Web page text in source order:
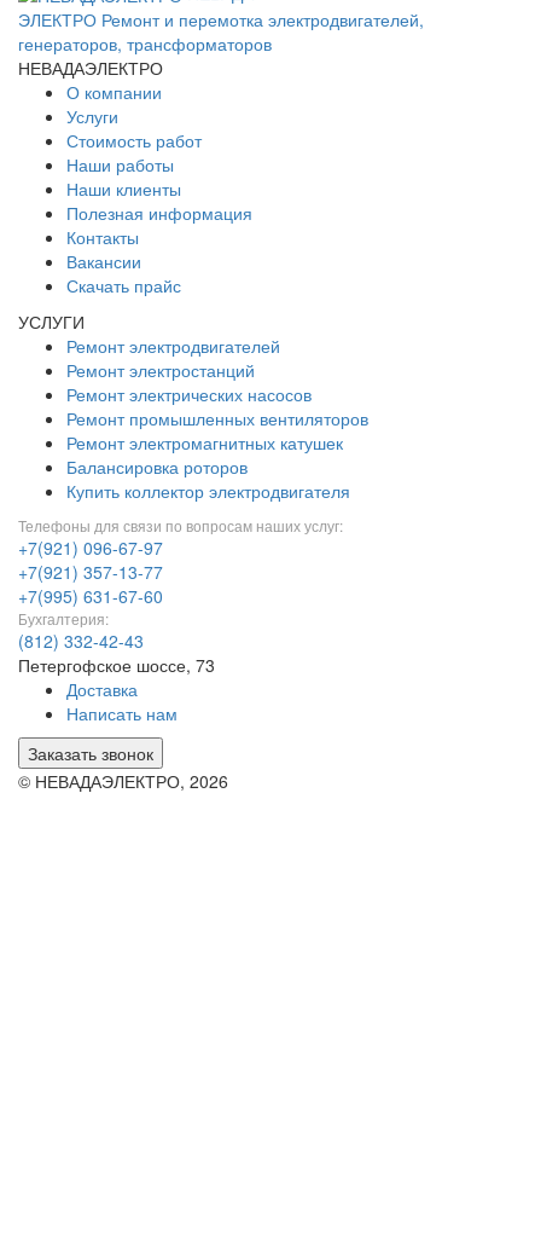
ЭЛЕКТРО Ремонт и перемотка электродвигателей,
генераторов, трансформаторов
НЕВАДАЭЛЕКТРО
О компании
Услуги
Стоимость работ
Наши работы
Наши клиенты
Полезная информация
Контакты
Вакансии
Скачать прайс
УСЛУГИ
Ремонт электродвигателей
Ремонт электростанций
Ремонт электрических насосов
Ремонт промышленных вентиляторов
Ремонт электромагнитных катушек
Балансировка роторов
Купить коллектор электродвигателя
Телефоны для связи по вопросам наших услуг:
+7(921) 096-67-97
+7(921) 357-13-77
+7(995) 631-67-60
Бухгалтерия:
(812) 332-42-43
Петергофское шоссе, 73
Доставка
Написать нам
Заказать звонок
© НЕВАДАЭЛЕКТРО, 2026